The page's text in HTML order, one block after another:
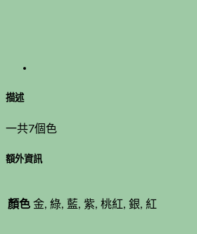
描述
一共7個色
額外資訊
顏色 金, 綠, 藍, 紫, 桃紅, 銀, 紅